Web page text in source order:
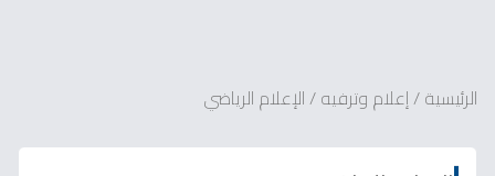
الرئيسية/إعلام وترفيه/الإعلام الرياضي